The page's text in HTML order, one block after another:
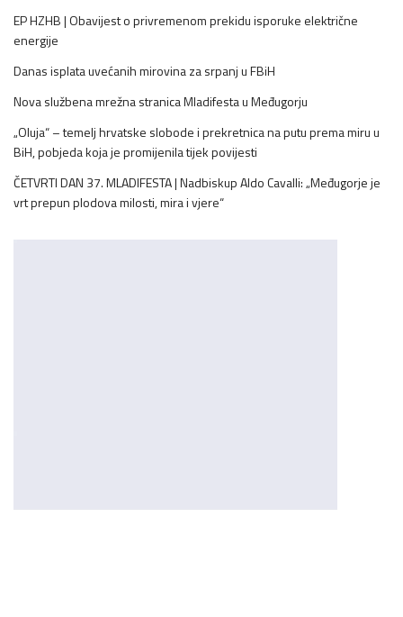
EP HZHB | Obavijest o privremenom prekidu isporuke električne
energije
Danas isplata uvećanih mirovina za srpanj u FBiH
Nova službena mrežna stranica Mladifesta u Međugorju
„Oluja“ – temelj hrvatske slobode i prekretnica na putu prema miru u
BiH, pobjeda koja je promijenila tijek povijesti
ČETVRTI DAN 37. MLADIFESTA | Nadbiskup Aldo Cavalli: „Međugorje je
vrt prepun plodova milosti, mira i vjere“